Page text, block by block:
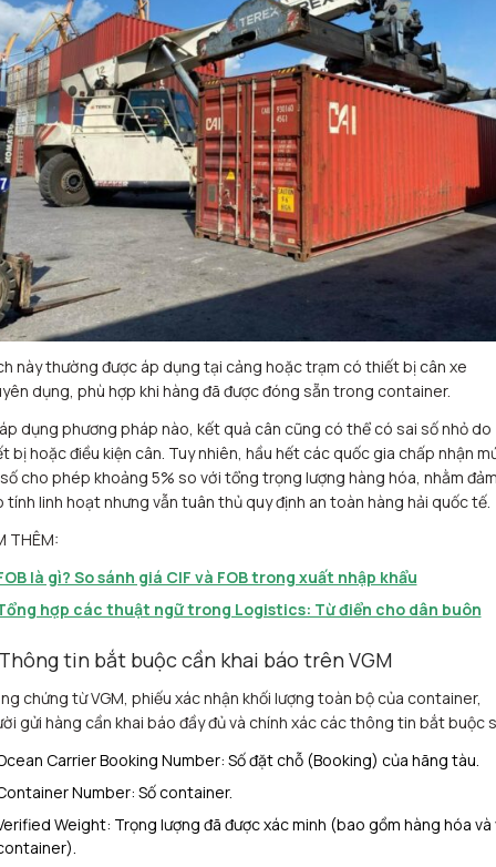
này thường được áp dụng tại cảng hoặc trạm có thiết bị cân xe
dụng, phù hợp khi hàng đã được đóng sẵn trong container.
dụng phương pháp nào, kết quả cân cũng có thể có sai số nhỏ do
bị hoặc điều kiện cân. Tuy nhiên, hầu hết các quốc gia chấp nhận
cho phép khoảng 5% so với tổng trọng lượng hàng hóa, nhằm
tính linh hoạt nhưng vẫn tuân thủ quy định an toàn hàng hải quốc tế.
THÊM:
là gì? So sánh giá CIF và FOB trong xuất nhập khẩu
hợp các thuật ngữ trong Logistics: Từ điển cho dân buôn
tin bắt buộc cần khai báo trên VGM
chứng từ VGM, phiếu xác nhận khối lượng toàn bộ của container,
gửi hàng cần khai báo đầy đủ và chính xác các thông tin bắt buộc
Carrier Booking Number: Số đặt chỗ (Booking) của hãng tàu.
Number: Số container.
Weight: Trọng lượng đã được xác minh (bao gồm hàng hóa và